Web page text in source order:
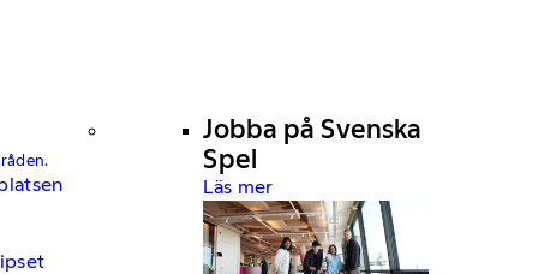
Jobba på Svenska
Spel
Läs mer